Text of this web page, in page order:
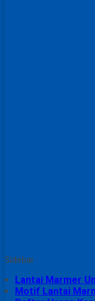
Sidebar
Lantai Marmer
Motif Lantai